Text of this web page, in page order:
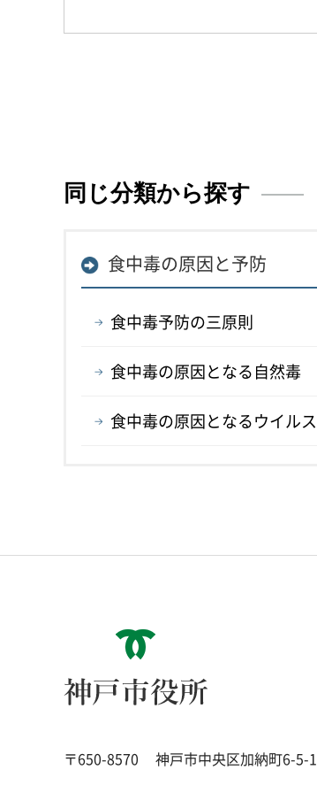
同じ分類から探す
食中毒の原因と予防
食中毒予防の三原則
食中毒の原因となる自然毒
食中毒の原因となるウイルス
神戸市役所
〒650-8570 神戸市中央区加納町6-5-1